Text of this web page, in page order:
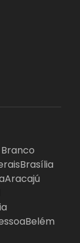
Branco
Brasília
Aracajú
Belém